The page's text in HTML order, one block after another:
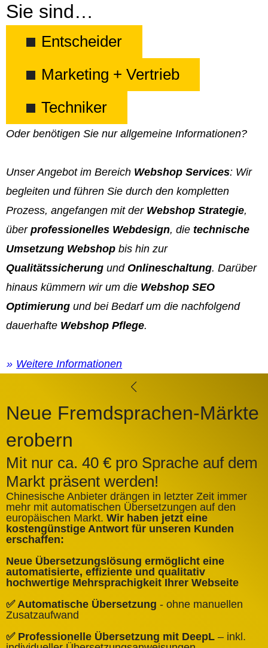
Sie sind…
Entscheider
Marketing + Vertrieb
Techniker
Oder benötigen Sie nur allgemeine Informationen?
Unser Angebot im Bereich Webshop Services: Wir
begleiten und führen Sie durch den kompletten
Prozess, angefangen mit der Webshop Strategie,
überprofessionelles Webdesign, die technische
Umsetzung Webshop bis hin zur
Qualitätssicherung und Onlineschaltung. Darüber
hinaus kümmern wir um die Webshop SEO
Optimierung und bei Bedarf um die nachfolgend
dauerhafte Webshop Pflege.
Weitere Informationen
Neue Fremdsprachen-Märkte
erobern
Mit nur ca. 40 € pro Sprache auf dem
Markt präsent werden!
Chinesische Anbieter drängen in letzter Zeit immer
mehr mit automatischen Übersetzungen auf den
europäischen Markt. Wir haben jetzt eine
kostengünstige Antwort für unseren Kunden
erschaffen:
Neue Übersetzungslösung ermöglicht eine
automatisierte, effiziente und qualitativ
hochwertige Mehrsprachigkeit Ihrer Webseite
✅ Automatische Übersetzung - ohne manuellen
Zusatzaufwand
✅ Professionelle Übersetzung mit DeepL – inkl.